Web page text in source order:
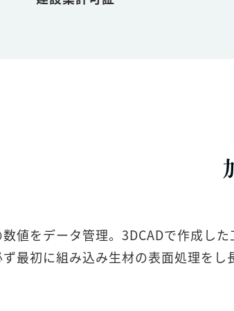
値をデータ管理。3DCADで作成し
最初に組み込み生材の表面処理を